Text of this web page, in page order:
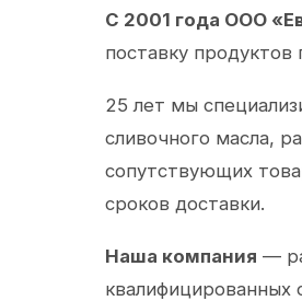
С 2001 года ООО
поставку
25 лет мы
сливочного масла,
сопутствующих
сроков доставки.
Наша компания —
квалифицированных